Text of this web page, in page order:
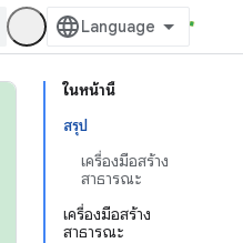
ในหน้านี้
สรุป
เครื่องมือสร้าง
สาธารณะ
เครื่องมือสร้าง
สาธารณะ